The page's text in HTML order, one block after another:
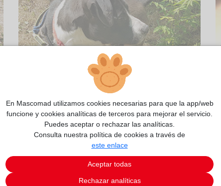
En Mascomad utilizamos cookies necesarias para que la app/web
funcione y cookies analíticas de terceros para mejorar el servicio.
Puedes aceptar o rechazar las analíticas.
Consulta nuestra política de cookies a través de
este enlace
Aceptar todas
Rechazar analíticas